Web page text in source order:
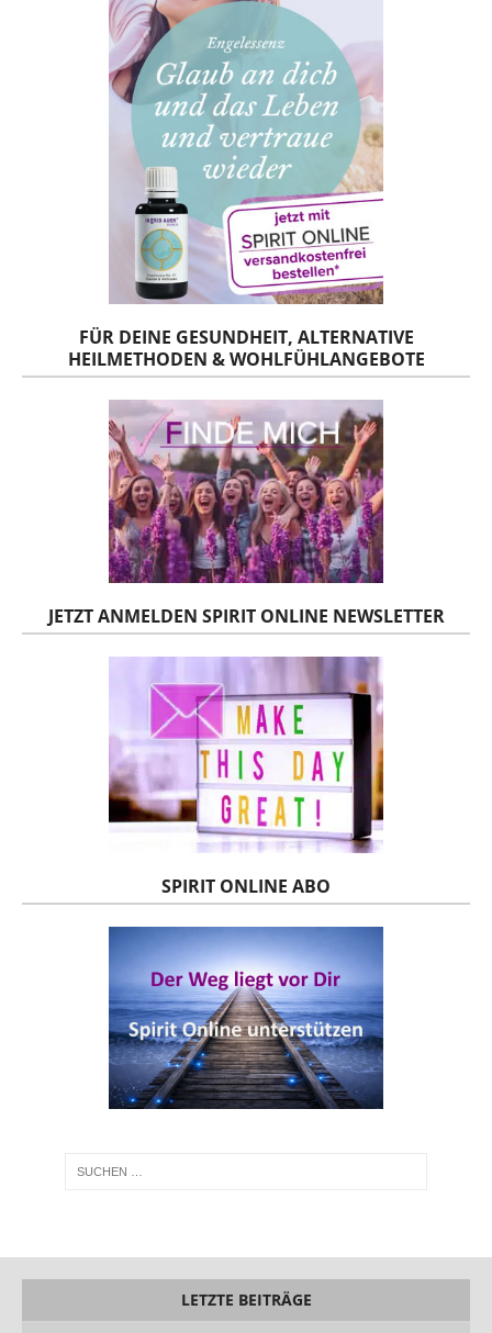
FÜR DEINE GESUNDHEIT, ALTERNATIVE
HEILMETHODEN & WOHLFÜHLANGEBOTE
JETZT ANMELDEN SPIRIT ONLINE NEWSLETTER
SPIRIT ONLINE ABO
LETZTE BEITRÄGE